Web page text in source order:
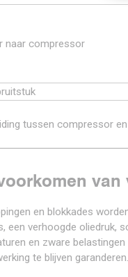
naar compressor
tussen compressor
en blokkades
een verhoogde oliedruk,
en zware
te blijven garanderen.